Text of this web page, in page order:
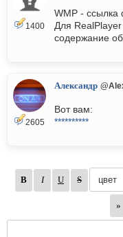
1400
WMP - ссылка
Для RealPlayer
содержание
2605
Александр
Вот вам:
**********